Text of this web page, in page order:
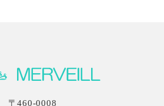
〒460-0008